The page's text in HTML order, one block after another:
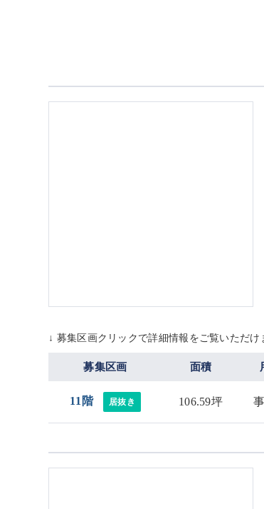
↓ 募集区画クリックで詳細情報をご覧いただけ
募集区画 面積
11階 居抜き 106.59坪